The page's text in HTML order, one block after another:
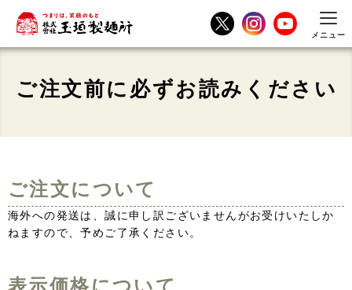
メニュー
ご注文前に必ずお読みください
ご注文について
海外への発送は、誠に申し訳ございませんがお受けいたしか
ねますので、予めご了承ください。
表示価格について